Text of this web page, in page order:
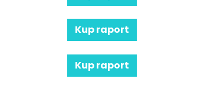
Kup raport
Kup raport